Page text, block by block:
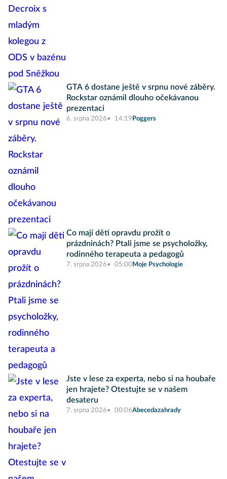
GTA 6 dostane ještě v srpnu nové záběry.
Rockstar oznámil dlouho očekávanou
prezentaci
6. srpna 2026 14:19 Poggers
Co mají děti opravdu prožít o
prázdninách? Ptali jsme se psycholožky,
rodinného terapeuta a pedagogů
7. srpna 2026 05:00 Moje Psychologie
Jste v lese za experta, nebo si na houbaře
jen hrajete? Otestujte se v našem
desateru
7. srpna 2026 00:06Abecedazahrady